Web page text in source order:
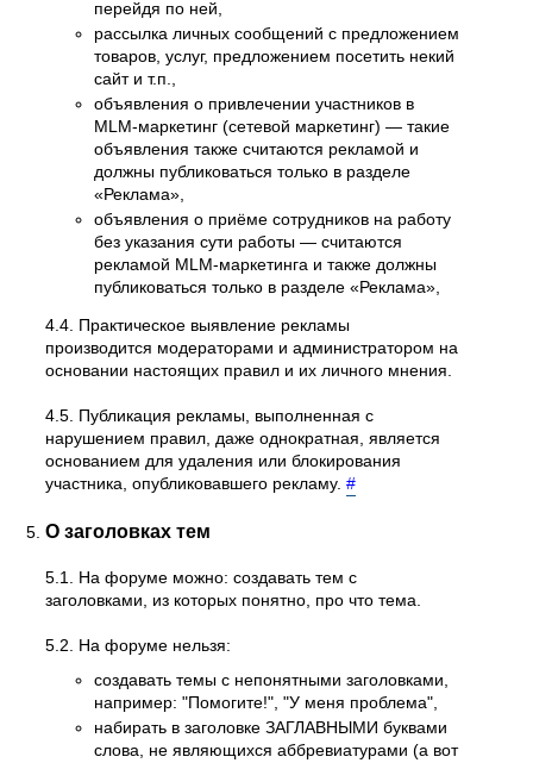
перейдя по ней,
рассылка личных сообщений с предложением
товаров, услуг, предложением посетить некий
сайт и т.п.,
объявления о привлечении участников в
MLM-маркетинг (сетевой маркетинг) — такие
объявления также считаются рекламой и
должны публиковаться только в разделе
«Реклама»,
объявления о приёме сотрудников на работу
без указания сути работы — считаются
рекламой MLM-маркетинга и также должны
публиковаться только в разделе «Реклама»,
4.4. Практическое выявление рекламы
производится модераторами и администратором на
основании настоящих правил и их личного мнения.
4.5. Публикация рекламы, выполненная с
нарушением правил, даже однократная, является
основанием для удаления или блокирования
участника, опубликовавшего рекламу.#
О заголовках тем
5.1. На форуме можно: создавать тем с
заголовками, из которых понятно, про что тема.
5.2. На форуме нельзя:
создавать темы с непонятными заголовками,
например: "Помогите!", "У меня проблема",
набирать в заголовке ЗАГЛАВНЫМИ буквами
слова, не являющихся аббревиатурами (а вот